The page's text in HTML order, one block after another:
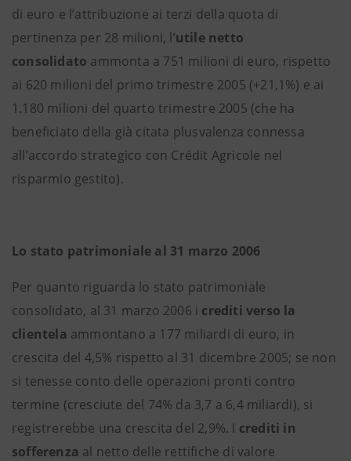
di euro e l’attribuzione ai terzi della quota di
pertinenza per 28 milioni, l’utile netto
consolidato ammonta a 751 milioni di euro, rispetto
ai 620 milioni del primo trimestre 2005 (+21,1%) e ai
1.180 milioni del quarto trimestre 2005 (che ha
beneficiato della già citata plusvalenza connessa
all’accordo strategico con Crédit Agricole nel
risparmio gestito).
Lo stato patrimoniale al 31 marzo 2006
Per quanto riguarda lo stato patrimoniale
consolidato, al 31 marzo 2006 i crediti verso la
clientela ammontano a 177 miliardi di euro, in
crescita del 4,5% rispetto al 31 dicembre 2005; se non
si tenesse conto delle operazioni pronti contro
termine (cresciute del 74% da 3,7 a 6,4 miliardi), si
registrerebbe una crescita del 2,9%. I crediti in
sofferenza al netto delle rettifiche di valore